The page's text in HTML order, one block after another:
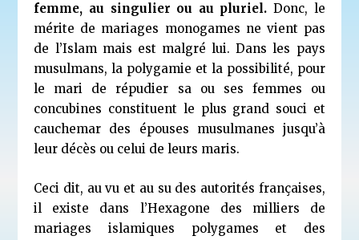
femme, au singulier ou au pluriel. Donc, le
mérite de mariages monogames ne vient pas
de l’Islam mais est malgré lui. Dans les pays
musulmans, la polygamie et la possibilité, pour
le mari de répudier sa ou ses femmes ou
concubines constituent le plus grand souci et
cauchemar des épouses musulmanes jusqu’à
leur décès ou celui de leurs maris.
Ceci dit, au vu et au su des autorités françaises,
il existe dans l’Hexagone des milliers de
mariages islamiques polygames et des